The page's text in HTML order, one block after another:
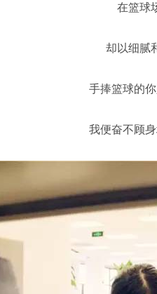
在篮球
却以细腻
手捧篮球的
我便奋不顾